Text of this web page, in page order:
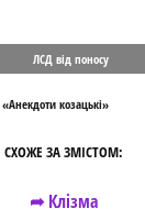
ЛСД від поносу
«Анекдоти козацькі»
СХОЖЕ ЗА ЗМІСТОМ:
➦ Клізма